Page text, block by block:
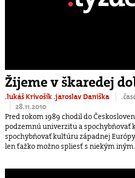
Žijeme v škaredej
.lukáš Krivošík.jaroslav Daniška
28.11.2010
Pred rokom 1989 chodil do
podzemnú univerzitu a spochybňovať
spochybňovať kultúru západnej
len ťažko možno spliesť s niekým